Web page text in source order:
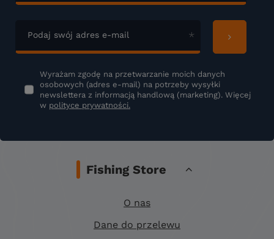
Podaj swój adres e-mail
Wyrażam zgodę na przetwarzanie moich danych
osobowych (adres e-mail) na potrzeby wysyłki
newslettera z informacją handlową (marketing). Więcej
w polityce prywatności.
Fishing Store
O nas
Dane do przelewu